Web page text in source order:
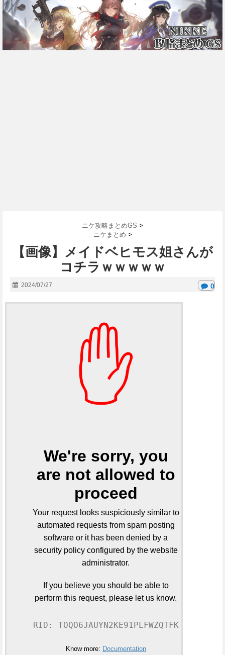
ニケ攻略まとめGS >
ニケまとめ >
【画像】メイドベヒモス姐さんが
コチラｗｗｗｗｗ
2024/07/27 0
✋
We're sorry, you
are not allowed to
proceed
Your request looks suspiciously similar to
automated requests from spam posting
software or it has been denied by a
security policy configured by the website
administrator.
If you believe you should be able to
perform this request, please let us know.
RID: TOQO6JAUYN2KE91PLFWZQTFK
Know more: Documentation